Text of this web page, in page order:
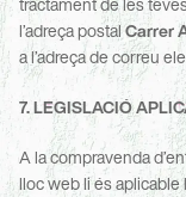
l’adreça postal Carrer
a l’adreça de correu
7. LEGISLACIÓ
A la compravenda
lloc web li és